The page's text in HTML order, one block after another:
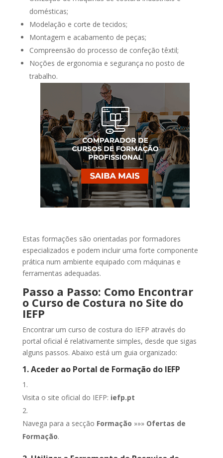
domésticas;
Modelação e corte de tecidos;
Montagem e acabamento de peças;
Compreensão do processo de confeção têxtil;
Noções de ergonomia e segurança no posto de
trabalho.
Estas formações são orientadas por formadores
especializados e podem incluir uma forte componente
prática num ambiente equipado com máquinas e
ferramentas adequadas.
Passo a Passo: Como Encontrar
o Curso de Costura no Site do
IEFP
Encontrar um curso de costura do IEFP através do
portal oficial é relativamente simples, desde que sigas
alguns passos. Abaixo está um guia organizado:
1. Aceder ao Portal de Formação do IEFP
Visita o site oficial do IEFP: iefp.pt
Navega para a secção Formação »»» Ofertas de
Formação.